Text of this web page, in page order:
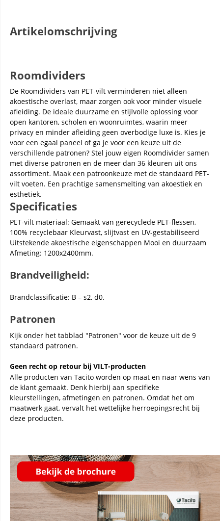
Artikelomschrijving
Roomdividers
De Roomdividers van PET-vilt verminderen niet alleen
akoestische overlast, maar zorgen ook voor minder visuele
afleiding. De ideale duurzame en stijlvolle oplossing voor
open kantoren, scholen en woonruimtes, waarin meer
privacy en minder afleiding geen overbodige luxe is. Kies je
voor een egaal paneel of ga je voor een keuze uit de
verschillende patronen? Stel jouw eigen Roomdivider samen
met diverse patronen en de meer dan 36 kleuren uit ons
assortiment. Maak een patroonkeuze met de standaard PET-
vilt voeten. Een prachtige samensmelting van akoestiek en
esthetiek.
Specificaties
PET-vilt materiaal: Gemaakt van gerecyclede PET-flessen,
100% recyclebaar Kleurvast, slijtvast en UV-gestabiliseerd
Uitstekende akoestische eigenschappen Mooi en duurzaam
Afmeting: 1200x2400mm.
Brandveiligheid:
Brandclassificatie: B – s2, d0.
Patronen
Kijk onder het tabblad "Patronen" voor de keuze uit de 9
standaard patronen.
Geen recht op retour bij VILT-producten
Alle producten van Tacito worden op maat en naar wens van
de klant gemaakt. Denk hierbij aan specifieke
kleurstellingen, afmetingen en patronen. Omdat het om
maatwerk gaat, vervalt het wettelijke herroepingsrecht bij
deze producten.